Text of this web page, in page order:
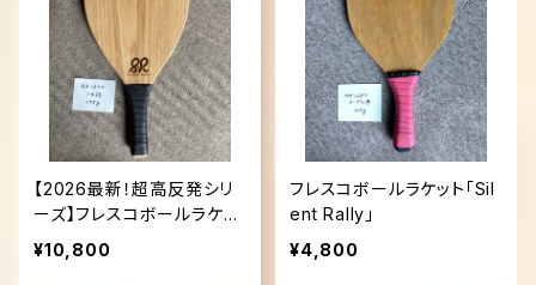
【2026最新！超高反発シリ
ーズ】フレスコボールラケッ
ト「Silent Rally」
¥10,800
フレスコボールラケット「Sil
ent Rally」
¥4,800